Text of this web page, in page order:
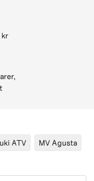
ATV
MV Agusta